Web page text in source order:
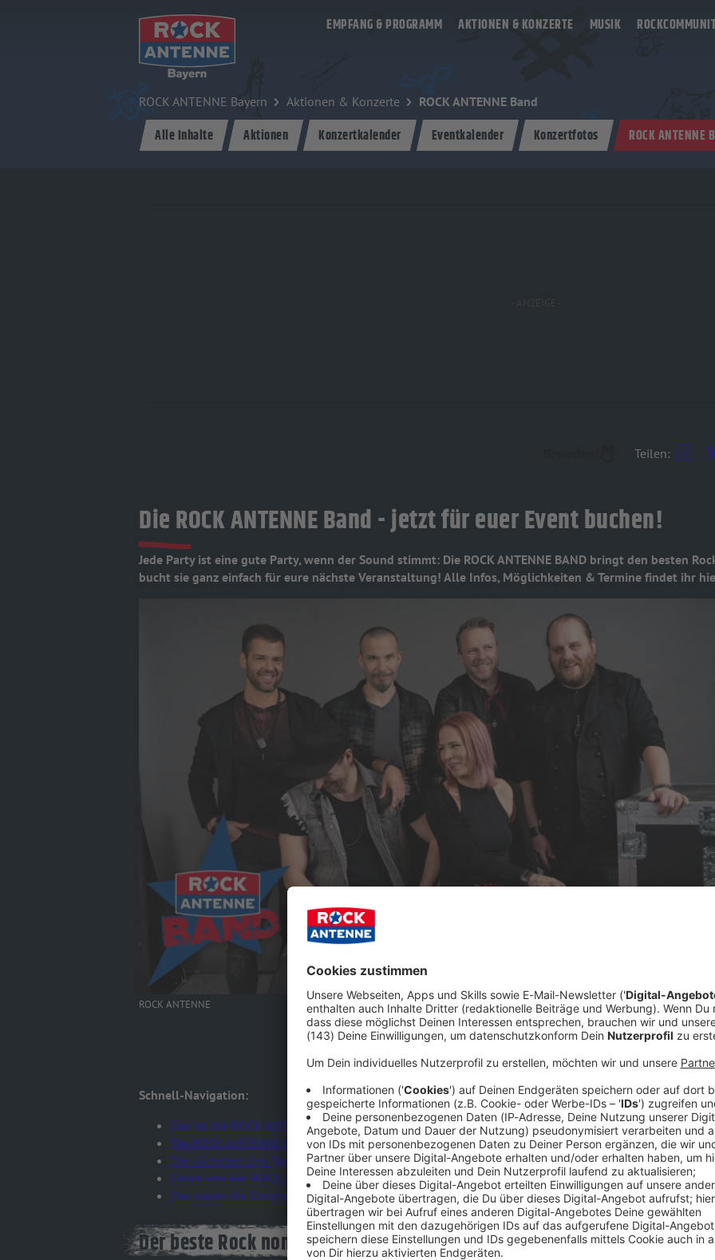
EMPFANG & PROGRAMM AKTIONEN & KONZERTE MUSIK
ROCK ANTENNE Bayern Aktionen & Konzerte ROCK ANTENNE Band
Alle Inhalte Aktionen Konzertkalender Eventkalender Konzertfotos ROCK ANTENNE
Teilen:
Die ROCK ANTENNE Band - jetzt für euer Event buchen!
Jede Party ist eine gute Party, wenn der Sound stimmt: Die ROCK ANTENNE BAND bringt den besten
bucht sie ganz einfach für eure nächste Veranstaltung! Alle Infos, Möglichkeiten & Termine findet ihr
ROCK ANTENNE
1/16
Schnell-Navigation:
Das ist die ROCK ANTENNE Band
Die ROCK ANTENNE Band für eure Veranstaltung buchen
Die nächsten Live-Termine
Fotos von der ROCK ANTENNE Band live on stage
Das sagen die Zuschauer
Der beste Rock nonstop live - das ist die ROCK ANTENNE Band